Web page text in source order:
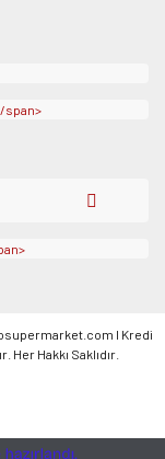
l Kredi
Hakkı Saklıdır.